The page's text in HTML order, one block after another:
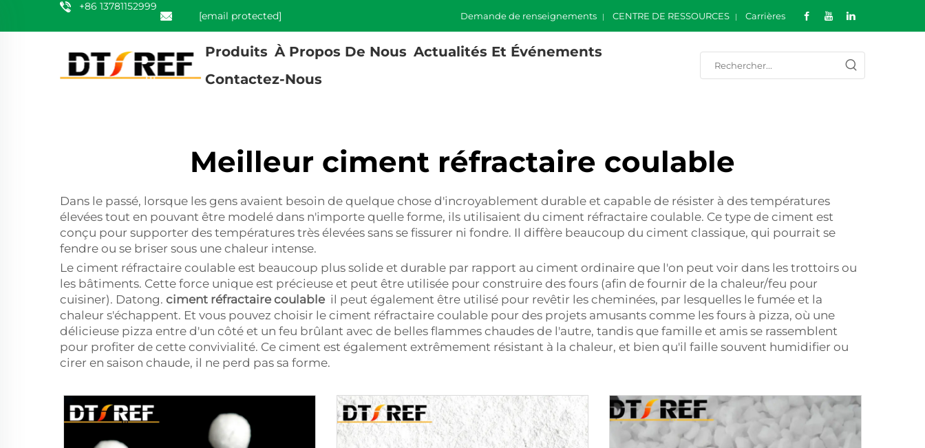
+86 13781152999
[email protected] Demande de renseignements CENTRE DE RESSOURCES Carrières
Produits À Propos De Nous Actualités Et Événements
Contactez-Nous
Meilleur ciment réfractaire coulable
Dans le passé, lorsque les gens avaient besoin de quelque chose d'incroyablement durable et capable de résister à des températures
élevées tout en pouvant être modelé dans n'importe quelle forme, ils utilisaient du ciment réfractaire coulable. Ce type de ciment est
conçu pour supporter des températures très élevées sans se fissurer ni fondre. Il diffère beaucoup du ciment classique, qui pourrait se
fendre ou se briser sous une chaleur intense.
Le ciment réfractaire coulable est beaucoup plus solide et durable par rapport au ciment ordinaire que l'on peut voir dans les trottoirs ou
les bâtiments. Cette force unique est précieuse et peut être utilisée pour construire des fours (afin de fournir de la chaleur/feu pour
cuisiner). Datong. ciment réfractaire coulable il peut également être utilisé pour revêtir les cheminées, par lesquelles le fumée et la
chaleur s'échappent. Et vous pouvez choisir le ciment réfractaire coulable pour des projets amusants comme les fours à pizza, où une
délicieuse pizza entre d'un côté et un feu brûlant avec de belles flammes chaudes de l'autre, tandis que famille et amis se rassemblent
pour profiter de cette convivialité. Ce ciment est également extrêmement résistant à la chaleur, et bien qu'il faille souvent humidifier ou
cirer en saison chaude, il ne perd pas sa forme.